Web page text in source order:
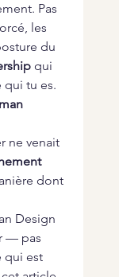
Pas
les
du
qui
qui tu es.
ne venait
dont
Design
— pas
qui est